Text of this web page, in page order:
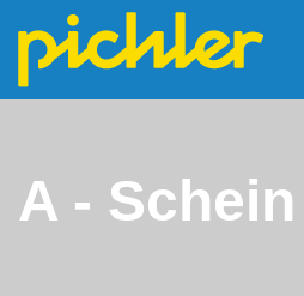
A - Scheine + Code 111
B - Scheine
Kursorte
Neufelden
Service
A - Schein